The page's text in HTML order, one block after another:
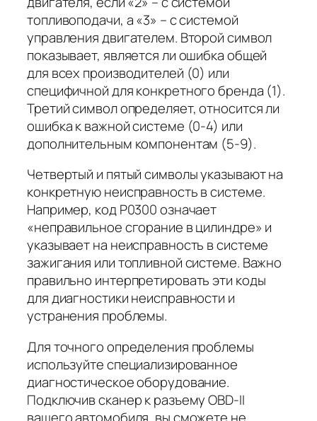
топливоподачи, а «3» – с системой
управления двигателем. Второй символ
показывает, является ли ошибка общей
для всех производителей (0) или
специфичной для конкретного бренда (1).
Третий символ определяет, относится ли
ошибка к важной системе (0-4) или
дополнительным компонентам (5-9).
Четвертый и пятый символы указывают на
конкретную неисправность в системе.
Например, код P0300 означает
«неправильное сгорание в цилиндре» и
указывает на неисправность в системе
зажигания или топливной системе. Важно
правильно интерпретировать эти коды
для диагностики неисправности и
устранения проблемы.
Для точного определения проблемы
используйте специализированное
диагностическое оборудование.
Подключив сканер к разъему OBD-II
вашего автомобиля, вы сможете не